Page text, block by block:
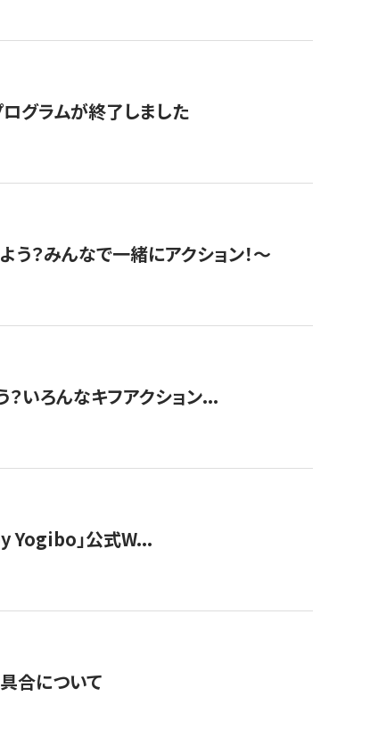
グラムが終了しました
？みんなで一緒にアクション！〜
いろんなキフアクション...
Yogibo」公式W...
合について